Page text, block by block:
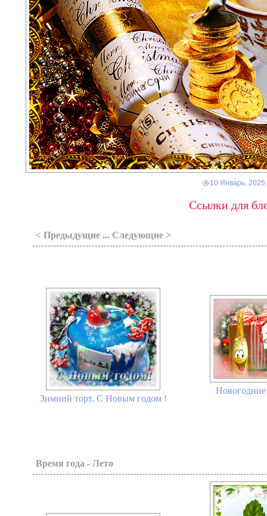
10 Январь, 2025
Ссылки для
< Предыдущие ... Следующие >
Зимний торт. С Новым годом !
Время года - Лето